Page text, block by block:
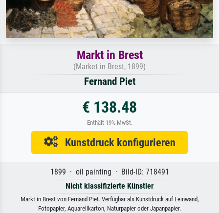
Markt in Brest
(Market in Brest, 1899)
Fernand Piet
€ 138.48
Enthält 19% MwSt.
Kunstdruck konfigurieren
1899 · oil painting · Bild-ID: 718491
Nicht klassifizierte Künstler
Markt in Brest von Fernand Piet. Verfügbar als Kunstdruck auf Leinwand,
Fotopapier, Aquarellkarton, Naturpapier oder Japanpapier.